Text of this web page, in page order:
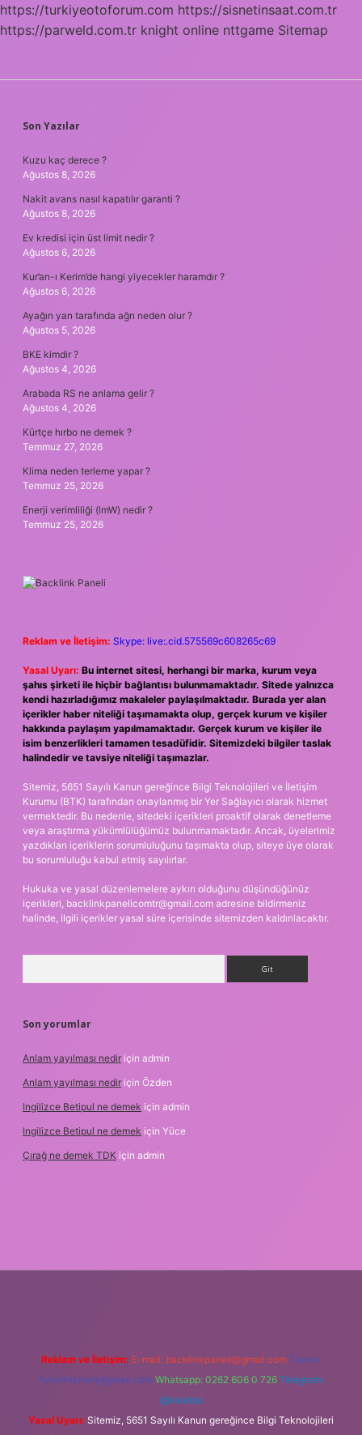
https://turkiyeotoforum.com https://sisnetinsaat.com.tr
https://parweld.com.tr knight online nttgame Sitemap
SIDEBAR
Son Yazılar
Kuzu kaç derece ?
Ağustos 8, 2026
Nakit avans nasıl kapatılır garanti ?
Ağustos 8, 2026
Ev kredisi için üst limit nedir ?
Ağustos 6, 2026
Kur’an-ı Kerim’de hangi yiyecekler haramdır ?
Ağustos 6, 2026
Ayağın yan tarafında ağrı neden olur ?
Ağustos 5, 2026
BKE kimdir ?
Ağustos 4, 2026
Arabada RS ne anlama gelir ?
Ağustos 4, 2026
Kürtçe hırbo ne demek ?
Temmuz 27, 2026
Klima neden terleme yapar ?
Temmuz 25, 2026
Enerji verimliliği (lmW) nedir ?
Temmuz 25, 2026
Reklam ve İletişim: Skype: live:.cid.575569c608265c69
Yasal Uyarı: Bu internet sitesi, herhangi bir marka, kurum veya
şahıs şirketi ile hiçbir bağlantısı bulunmamaktadır. Sitede yalnızca
kendi hazırladığımız makaleler paylaşılmaktadır. Burada yer alan
içerikler haber niteliği taşımamakta olup, gerçek kurum ve kişiler
hakkında paylaşım yapılmamaktadır. Gerçek kurum ve kişiler ile
isim benzerlikleri tamamen tesadüfidir. Sitemizdeki bilgiler taslak
halindedir ve tavsiye niteliği taşımazlar.
Sitemiz, 5651 Sayılı Kanun gereğince Bilgi Teknolojileri ve İletişim
Kurumu (BTK) tarafından onaylanmış bir Yer Sağlayıcı olarak hizmet
vermektedir. Bu nedenle, sitedeki içerikleri proaktif olarak denetleme
veya araştırma yükümlülüğümüz bulunmamaktadır. Ancak, üyelerimiz
yazdıkları içeriklerin sorumluluğunu taşımakta olup, siteye üye olarak
bu sorumluluğu kabul etmiş sayılırlar.
Hukuka ve yasal düzenlemelere aykırı olduğunu düşündüğünüz
içerikleri, backlinkpanelicomtr@gmail.com adresine bildirmeniz
halinde, ilgili içerikler yasal süre içerisinde sitemizden kaldırılacaktır.
Son yorumlar
Anlam yayılması nedir için admin
Anlam yayılması nedir için Özden
Ingilizce Betipul ne demek için admin
Ingilizce Betipul ne demek için Yüce
Çırağ ne demek TDK için admin
Reklam ve İletişim: E-mail: backlinkpaneli@gmail.com Teams:
forumhizmeti@gmail.com Whatsapp: 0262 606 0 726 Telegram:
@karabul
Yasal Uyarı: Sitemiz, 5651 Sayılı Kanun gereğince Bilgi Teknolojileri